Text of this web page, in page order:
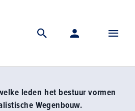
leden het bestuur vormen
Wegenbouw.